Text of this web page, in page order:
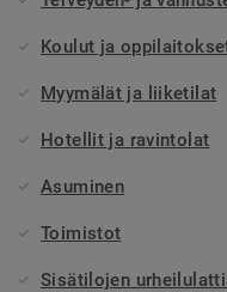
Koulut ja
Myymälät ja liiketilat
Hotellit ja ravintolat
Asuminen
Toimistot
Sisätilojen